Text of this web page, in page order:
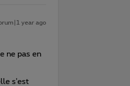
year ago
ne pas en
s'est